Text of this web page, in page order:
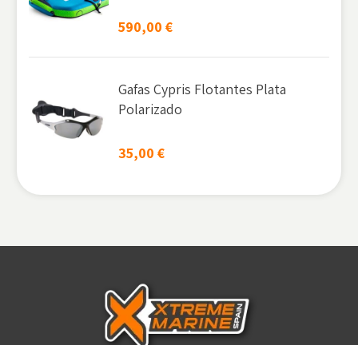
590,00€
Gafas Cypris Flotantes Plata
Polarizado
35,00€